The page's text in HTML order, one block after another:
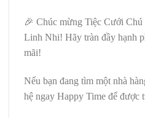
🎉 Chúc mừng Tiệc Cưới
Linh Nhi! Hãy tràn đầy hạnh
mãi!
Nếu bạn đang tìm một nhà
hệ ngay Happy Time để được